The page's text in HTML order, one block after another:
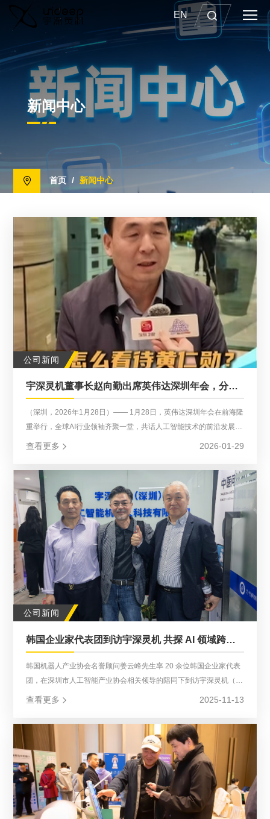
EN
新闻中心
首页 / 新闻中心
公司新闻
宇深灵机董事长赵向勤出席英伟达深圳年会，分享AI落地实践思考
（深圳，2026年1月28日）—— 1月28日，英伟达深圳年会在前海隆
重举行，全球AI行业领袖齐聚一堂，共话人工智能技术的前沿发展与
落地实践。宇深灵机（深圳）人工智能科技有限公司董事长赵向勤受
勋的高度评价以及宇深灵机在AI领域的务实探索。
查看更多 2026-01-29
公司新闻
韩国企业家代表团到访宇深灵机 共探 AI 领域跨境合作新机遇
韩国机器人产业协会名誉顾问姜云峰先生率 20 余位韩国企业家代表
团，在深圳市人工智能产业协会相关领导的陪同下到访宇深灵机（深
圳）人工智能科技有限公司（以下简称 “宇深灵机”）参观交流。此次
深度洽谈，推动双方在技术研发、市场拓展等方面的资源对接与协同
查看更多 2025-11-13